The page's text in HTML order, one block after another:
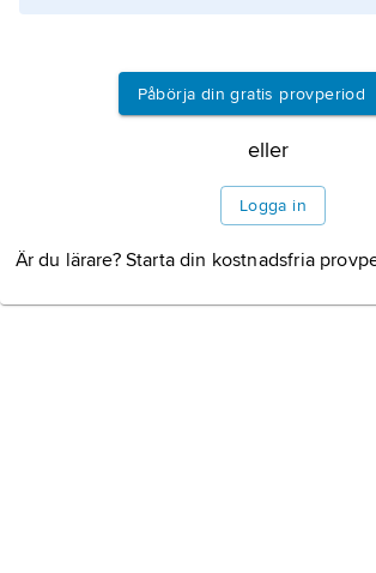
Påbörja din gratis provperiod
eller
Logga in
Är du lärare? Starta din kostnadsfria